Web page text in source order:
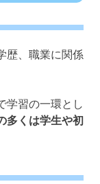
歴、職業に関係
学習の一環とし
多くは学生や初